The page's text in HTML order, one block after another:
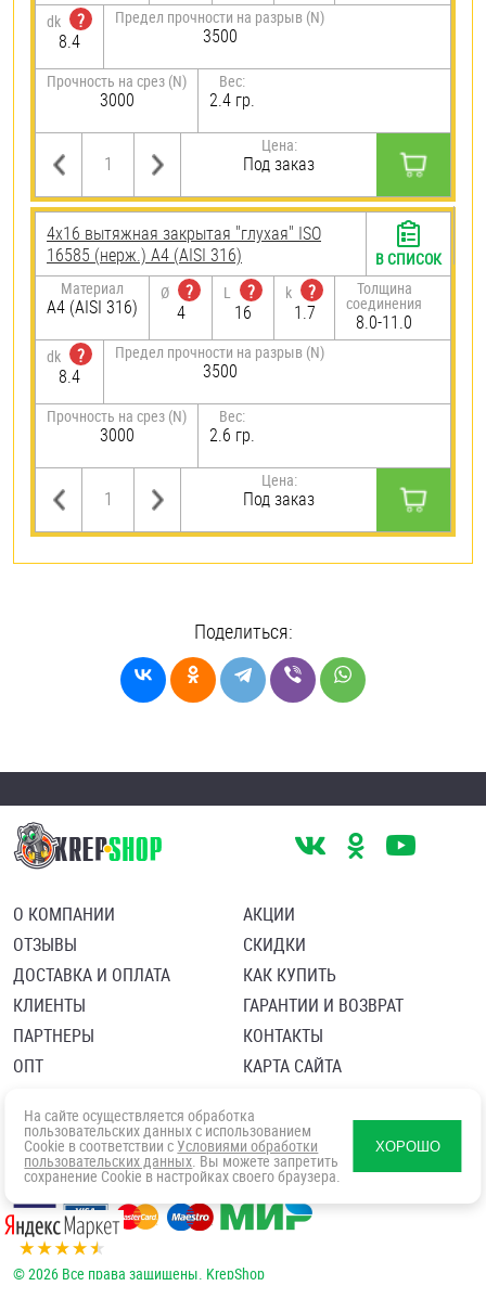
dk
?
8.4
Предел прочности на разрыв (N)
3500
Прочность на срез (N)
3000
Вес:
2.4 гр.
Цена:
Под заказ
4х16 вытяжная закрытая "глухая" ISO
16585 (нерж.) A4 (AISI 316)
Материал
A4 (AISI 316)
Ø
?
4
L
?
16
k
?
1.7
Толщина
соединения
8.0-11.0
dk
?
8.4
Предел прочности на разрыв (N)
3500
Прочность на срез (N)
3000
Вес:
2.6 гр.
Цена:
Под заказ
В СПИСОК
Поделиться:
О КОМПАНИИ
ОТЗЫВЫ
ДОСТАВКА И ОПЛАТА
КЛИЕНТЫ
ПАРТНЕРЫ
ОПТ
АКЦИИ
СКИДКИ
КАК КУПИТЬ
ГАРАНТИИ И ВОЗВРАТ
КОНТАКТЫ
КАРТА САЙТА
Политика в отношении обработки персональных данных
Согласие посетителя сайта на обработку персональных данны
© 2026 Все права защищены. KrepShop
На сайте осуществляется обработка
пользовательских данных с использованием
Cookie в соответствии с Условиями обработки
пользовательских данных. Вы можете запретить
сохранение Cookie в настройках своего браузера.
ХОРОШО